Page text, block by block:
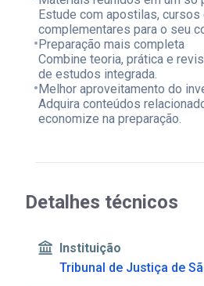
Estude com apostilas, cursos
complementares para o seu
•Preparação mais completa
Combine teoria, prática e
de estudos integrada.
•Melhor aproveitamento do
Adquira conteúdos
economize na preparação.
Detalhes técnicos
Instituição
Tribunal de Justiça de